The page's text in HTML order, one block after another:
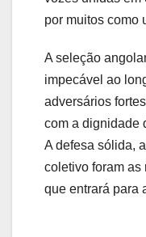
por muitos como
A seleção
impecável ao
adversários
com a dignidade
A defesa sólida,
coletivo foram as
que entrará para